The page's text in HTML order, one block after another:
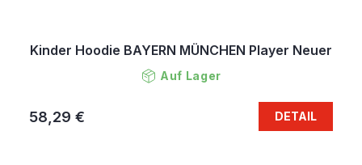
Kinder Hoodie BAYERN MÜNCHEN Player Neuer
Auf Lager
58,29 € DETAIL